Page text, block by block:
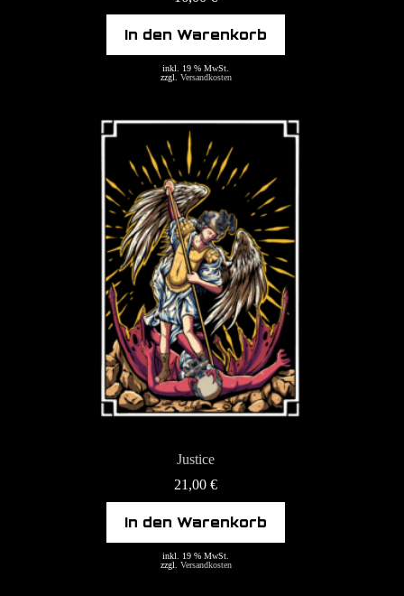
In den Warenkorb
inkl. 19 % MwSt.
zzgl. Versandkosten
Justice
21,00€
In den Warenkorb
inkl. 19 % MwSt.
zzgl. Versandkosten